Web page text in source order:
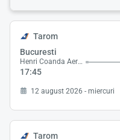
Tarom
Bucuresti
Henri Coanda Aeroport
17:45
12 august 2026 - miercuri
Tarom